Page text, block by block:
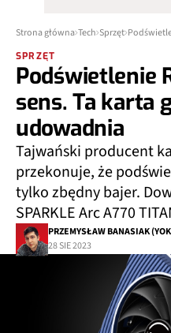
Strona główna Tech Sprzęt
SPRZĘT
Podświetlenie
sens. Ta karta
udowadnia
Tajwański producent
przekonuje, że
tylko zbędny bajer.
SPARKLE Arc A770
PRZEMYSŁAW BANASIAK
28 SIE 2023